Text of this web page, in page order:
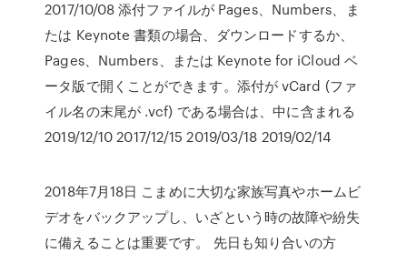
2017/10/08 添付ファイルが Pages、Numbers、ま
たは Keynote 書類の場合、ダウンロードするか、
Pages、Numbers、または Keynote for iCloud ベ
ータ版で開くことができます。添付が vCard (ファ
イル名の末尾が .vcf) である場合は、中に含まれる
2019/12/10 2017/12/15 2019/03/18 2019/02/14
2018年7月18日 こまめに大切な家族写真やホームビ
デオをバックアップし、いざという時の故障や紛失
に備えることは重要です。 先日も知り合いの方